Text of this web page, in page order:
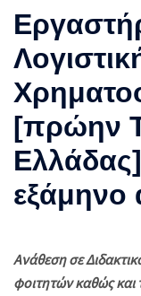
[πρώην
εξάμηνο
Ανάθεση σε
φοιτητών καθώς και